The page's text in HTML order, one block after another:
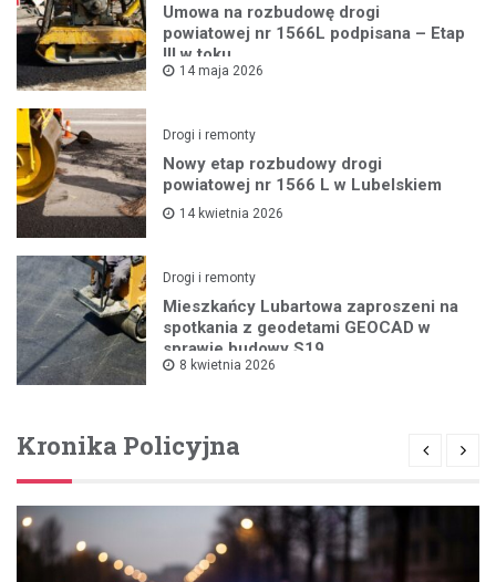
Umowa na rozbudowę drogi
powiatowej nr 1566L podpisana – Etap
III w toku
14 maja 2026
Drogi i remonty
Nowy etap rozbudowy drogi
powiatowej nr 1566 L w Lubelskiem
14 kwietnia 2026
Drogi i remonty
Mieszkańcy Lubartowa zaproszeni na
spotkania z geodetami GEOCAD w
sprawie budowy S19
8 kwietnia 2026
Kronika Policyjna